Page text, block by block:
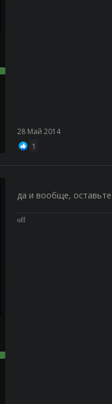
28 Май 2014
1
да и вообще,
off